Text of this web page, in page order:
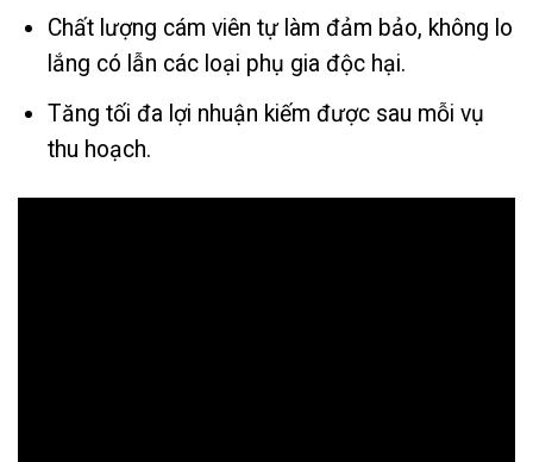
Chất lượng cám viên tự làm đảm bảo, không lo
lắng có lẫn các loại phụ gia độc hại.
Tăng tối đa lợi nhuận kiếm được sau mỗi vụ
thu hoạch.